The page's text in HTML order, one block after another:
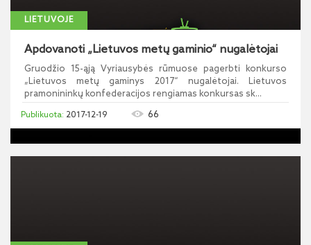
LIETUVOJE
Apdovanoti „Lietuvos metų gaminio“ nugalėtojai
Gruodžio 15-ąją Vyriausybės rūmuose pagerbti konkurso
„Lietuvos metų gaminys 2017“ nugalėtojai. Lietuvos
pramonininkų konfederacijos rengiamas konkursas sk...
2017-12-19 66